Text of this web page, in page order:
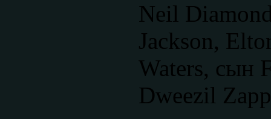
Neil
Jackson,
Waters, сын
Dweezil